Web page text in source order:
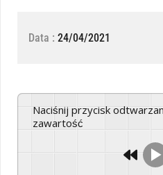
Data : 24/04/2021
Naciśnij przycisk odtwarzania, aby odsłuchać tę
zawartość